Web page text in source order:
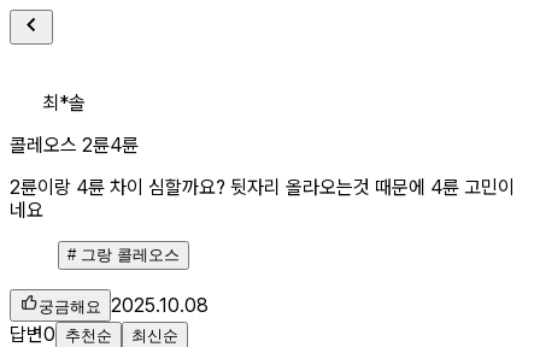
최*솔
콜레오스 2륜4륜
2륜이랑 4륜 차이 심할까요? 뒷자리 올라오는것 때문에 4륜 고민이
네요
# 그랑 콜레오스
궁금해요 2025.10.08
답변0 추천순 최신순